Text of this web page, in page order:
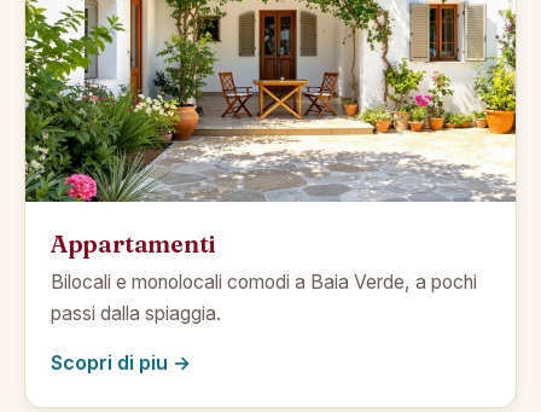
Appartamenti
Bilocali e monolocali comodi a Baia Verde, a pochi
passi dalla spiaggia.
Scopri di piu →